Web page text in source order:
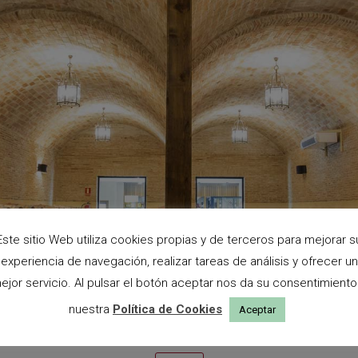
sitio Web utiliza cookies propias y de terceros para mejorar
experiencia de navegación, realizar tareas de análisis y ofrecer un
servicio. Al pulsar el botón aceptar nos da su
nuestra Política de Cookies Aceptar